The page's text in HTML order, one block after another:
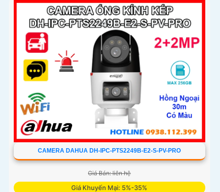
CAMERA DAHUA DH-IPC-PTS2249B-E2-S-PV-PRO
Giá Bán: liên hệ
Giá Khuyến Mại: 5%-35%